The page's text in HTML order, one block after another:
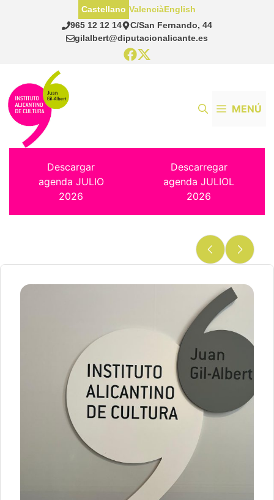
965 12 12 14
C/San Fernando, 44
gilalbert@diputacionalicante.es
Castellano ValenciàEnglish
MENÚ
Descargar
agenda JULIO
2026
Descarregar
agenda JULIOL
2026